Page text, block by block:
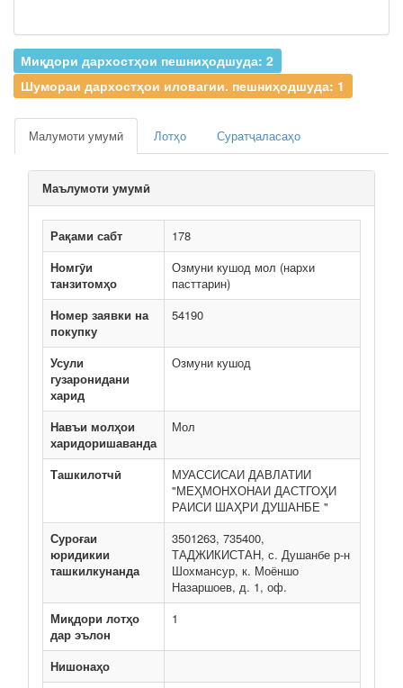
Миқдори дархостҳои пешниҳодшуда: 2
Шумораи дархостҳои иловагии. пешниҳодшуда: 1
Малумоти умумӣ Лотҳо Суратҷаласаҳо
Маълумоти умумӣ
Рақами сабт
178
Номгӯи
танзитомҳо
Озмуни кушод мол (нархи
пасттарин)
Номер заявки на
покупку
54190
Усули
гузаронидани
харид
Озмуни кушод
Навъи молҳои
харидоришаванда
Мол
Ташкилотчӣ
МУАССИСАИ ДАВЛАТИИ
"МЕҲМОНХОНАИ ДАСТГОҲИ
РАИСИ ШАҲРИ ДУШАНБЕ "
Суроғаи
юридикии
ташкилкунанда
3501263, 735400,
ТАДЖИКИСТАН, с. Душанбе р-н
Шохмансур, к. Моёншо
Назаршоев, д. 1, оф.
Миқдори лотҳо
дар эълон
1
Нишонаҳо